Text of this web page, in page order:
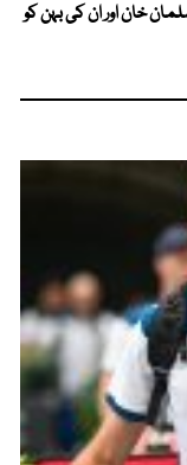
خان اور ان کی بہن کو